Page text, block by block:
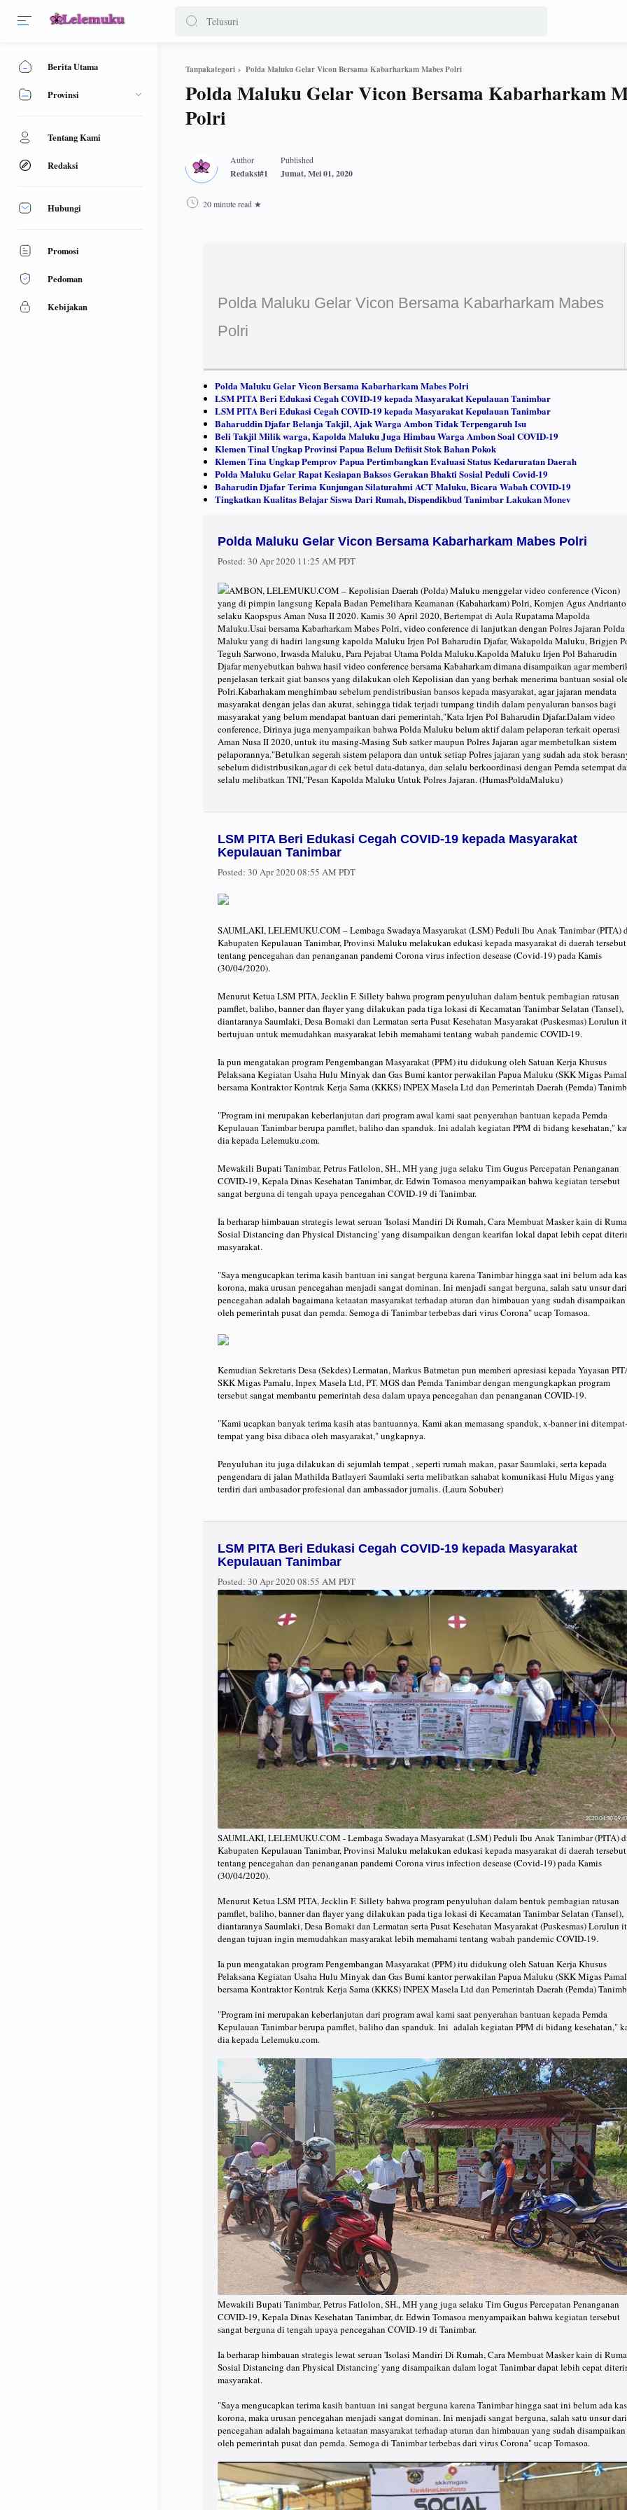
Tanpakategori Polda Maluku Gelar Vicon Bersama Kabarharkam Mabes Polri
Polda Maluku Gelar Vicon Bersama Kabarharkam
Polri
20 minute read
Polda Maluku Gelar Vicon Bersama Kabarharkam Mabes
Polri
Polda Maluku Gelar Vicon Bersama Kabarharkam Mabes Polri
LSM PITA Beri Edukasi Cegah COVID-19 kepada Masyarakat Kepulauan Tanimbar
LSM PITA Beri Edukasi Cegah COVID-19 kepada Masyarakat Kepulauan Tanimbar
Baharuddin Djafar Belanja Takjil, Ajak Warga Ambon Tidak Terpengaruh Isu
Beli Takjil Milik warga, Kapolda Maluku Juga Himbau Warga Ambon Soal COVID-19
Klemen Tinal Ungkap Provinsi Papua Belum Defiisit Stok Bahan Pokok
Klemen Tina Ungkap Pemprov Papua Pertimbangkan Evaluasi Status Kedaruratan Daerah
Polda Maluku Gelar Rapat Kesiapan Baksos Gerakan Bhakti Sosial Peduli Covid-19
Baharudin Djafar Terima Kunjungan Silaturahmi ACT Maluku, Bicara Wabah COVID-19
Tingkatkan Kualitas Belajar Siswa Dari Rumah, Dispendikbud Tanimbar Lakukan Monev
Polda Maluku Gelar Vicon Bersama Kabarharkam Mabes Polri
Posted: 30 Apr 2020 11:25 AM PDT
AMBON, LELEMUKU.COM – Kepolisian Daerah (Polda) Maluku menggelar video conference (Vicon)
yang di pimpin langsung Kepala Badan Pemelihara Keamanan (Kabaharkam) Polri, Komjen Agus Andrianto
selaku Kaopspus Aman Nusa II 2020. Kamis 30 April 2020, Bertempat di Aula Rupatama Mapolda
Maluku.Usai bersama Kabarharkam Mabes Polri, video conference di lanjutkan dengan Polres Jajaran Polda
Maluku yang di hadiri langsung kapolda Maluku Irjen Pol Baharudin Djafar, Wakapolda Maluku, Brigjen
Teguh Sarwono, Irwasda Maluku, Para Pejabat Utama Polda Maluku.Kapolda Maluku Irjen Pol Baharudin
Djafar menyebutkan bahwa hasil video conference bersama Kabaharkam dimana disampaikan agar
penjelasan terkait giat bansos yang dilakukan oleh Kepolisian dan yang berhak menerima bantuan sosial
Polri.Kabarhakam menghimbau sebelum pendistribusian bansos kepada masyarakat, agar jajaran mendata
masyarakat dengan jelas dan akurat, sehingga tidak terjadi tumpang tindih dalam penyaluran bansos bagi
masyarakat yang belum mendapat bantuan dari pemerintah,"Kata Irjen Pol Baharudin Djafar.Dalam video
conference, Dirinya juga menyampaikan bahwa Polda Maluku belum aktif dalam pelaporan terkait operasi
Aman Nusa II 2020, untuk itu masing-Masing Sub satker maupun Polres Jajaran agar membetulkan sistem
pelaporannya."Betulkan segerah sistem pelapora dan untuk setiap Polres jajaran yang sudah ada stok
sebelum didistribusikan,agar di cek betul data-datanya, dan selalu berkoordinasi dengan Pemda setempat
selalu melibatkan TNI,"Pesan Kapolda Maluku Untuk Polres Jajaran. (HumasPoldaMaluku)
LSM PITA Beri Edukasi Cegah COVID-19 kepada Masyarakat
Kepulauan Tanimbar
Posted: 30 Apr 2020 08:55 AM PDT
SAUMLAKI, LELEMUKU.COM – Lembaga Swadaya Masyarakat (LSM) Peduli Ibu Anak Tanimbar (PITA)
Kabupaten Kepulauan Tanimbar, Provinsi Maluku melakukan edukasi kepada masyarakat di daerah tersebut
tentang pencegahan dan penanganan pandemi Corona virus infection desease (Covid-19) pada Kamis
(30/04/2020).
Menurut Ketua LSM PITA, Jecklin F. Sillety bahwa program penyuluhan dalam bentuk pembagian ratusan
pamflet, baliho, banner dan flayer yang dilakukan pada tiga lokasi di Kecamatan Tanimbar Selatan (Tansel),
diantaranya Saumlaki, Desa Bomaki dan Lermatan serta Pusat Kesehatan Masyarakat (Puskesmas) Lorulun
bertujuan untuk memudahkan masyarakat lebih memahami tentang wabah pandemic COVID-19.
Ia pun mengatakan program Pengembangan Masyarakat (PPM) itu didukung oleh Satuan Kerja Khusus
Pelaksana Kegiatan Usaha Hulu Minyak dan Gas Bumi kantor perwakilan Papua Maluku (SKK Migas
bersama Kontraktor Kontrak Kerja Sama (KKKS) INPEX Masela Ltd dan Pemerintah Daerah (Pemda)
"Program ini merupakan keberlanjutan dari program awal kami saat penyerahan bantuan kepada Pemda
Kepulauan Tanimbar berupa pamflet, baliho dan spanduk. Ini adalah kegiatan PPM di bidang kesehatan,"
dia kepada Lelemuku.com.
Mewakili Bupati Tanimbar, Petrus Fatlolon, SH., MH yang juga selaku Tim Gugus Percepatan Penanganan
COVID-19, Kepala Dinas Kesehatan Tanimbar, dr. Edwin Tomasoa menyampaikan bahwa kegiatan tersebut
sangat berguna di tengah upaya pencegahan COVID-19 di Tanimbar.
Ia berharap himbauan strategis lewat seruan 'Isolasi Mandiri Di Rumah, Cara Membuat Masker kain di
Sosial Distancing dan Physical Distancing' yang disampaikan dengan kearifan lokal dapat lebih cepat
masyarakat.
"Saya mengucapkan terima kasih bantuan ini sangat berguna karena Tanimbar hingga saat ini belum ada
korona, maka urusan pencegahan menjadi sangat dominan. Ini menjadi sangat berguna, salah satu unsur dari
pencegahan adalah bagaimana ketaatan masyarakat terhadap aturan dan himbauan yang sudah disampaikan
oleh pemerintah pusat dan pemda. Semoga di Tanimbar terbebas dari virus Corona" ucap Tomasoa.
Kemudian Sekretaris Desa (Sekdes) Lermatan, Markus Batmetan pun memberi apresiasi kepada Yayasan
SKK Migas Pamalu, Inpex Masela Ltd, PT. MGS dan Pemda Tanimbar dengan mengungkapkan program
tersebut sangat membantu pemerintah desa dalam upaya pencegahan dan penanganan COVID-19.
"Kami ucapkan banyak terima kasih atas bantuannya. Kami akan memasang spanduk, x-banner ini ditempat-
tempat yang bisa dibaca oleh masyarakat," ungkapnya.
Penyuluhan itu juga dilakukan di sejumlah tempat , seperti rumah makan, pasar Saumlaki, serta kepada
pengendara di jalan Mathilda Batlayeri Saumlaki serta melibatkan sahabat komunikasi Hulu Migas yang
terdiri dari ambasador profesional dan ambassador jurnalis. (Laura Sobuber)
LSM PITA Beri Edukasi Cegah COVID-19 kepada Masyarakat
Kepulauan Tanimbar
Posted: 30 Apr 2020 08:55 AM PDT
SAUMLAKI, LELEMUKU.COM - Lembaga Swadaya Masyarakat (LSM) Peduli Ibu Anak Tanimbar (PITA)
Kabupaten Kepulauan Tanimbar, Provinsi Maluku melakukan edukasi kepada masyarakat di daerah tersebut
tentang pencegahan dan penanganan pandemi Corona virus infection desease (Covid-19) pada Kamis
(30/04/2020).
Menurut Ketua LSM PITA, Jecklin F. Sillety bahwa program penyuluhan dalam bentuk pembagian ratusan
pamflet, baliho, banner dan flayer yang dilakukan pada tiga lokasi di Kecamatan Tanimbar Selatan (Tansel),
diantaranya Saumlaki, Desa Bomaki dan Lermatan serta Pusat Kesehatan Masyarakat (Puskesmas) Lorulun
dengan tujuan ingin memudahkan masyarakat lebih memahami tentang wabah pandemic COVID-19.
Ia pun mengatakan program Pengembangan Masyarakat (PPM) itu didukung oleh Satuan Kerja Khusus
Pelaksana Kegiatan Usaha Hulu Minyak dan Gas Bumi kantor perwakilan Papua Maluku (SKK Migas
bersama Kontraktor Kontrak Kerja Sama (KKKS) INPEX Masela Ltd dan Pemerintah Daerah (Pemda)
"Program ini merupakan keberlanjutan dari program awal kami saat penyerahan bantuan kepada Pemda
Kepulauan Tanimbar berupa pamflet, baliho dan spanduk. Ini adalah kegiatan PPM di bidang kesehatan,"
dia kepada Lelemuku.com.
Mewakili Bupati Tanimbar, Petrus Fatlolon, SH., MH yang juga selaku Tim Gugus Percepatan Penanganan
COVID-19, Kepala Dinas Kesehatan Tanimbar, dr. Edwin Tomasoa menyampaikan bahwa kegiatan tersebut
sangat berguna di tengah upaya pencegahan COVID-19 di Tanimbar.
Ia berharap himbauan strategis lewat seruan 'Isolasi Mandiri Di Rumah, Cara Membuat Masker kain di
Sosial Distancing dan Physical Distancing' yang disampaikan dalam logat Tanimbar dapat lebih cepat
masyarakat.
"Saya mengucapkan terima kasih bantuan ini sangat berguna karena Tanimbar hingga saat ini belum ada
korona, maka urusan pencegahan menjadi sangat dominan. Ini menjadi sangat berguna, salah satu unsur dari
pencegahan adalah bagaimana ketaatan masyarakat terhadap aturan dan himbauan yang sudah disampaikan
oleh pemerintah pusat dan pemda. Semoga di Tanimbar terbebas dari virus Corona" ucap Tomasoa.
Berita Utama
Provinsi
Tentang Kami
Redaksi
Hubungi
Promosi
Pedoman
Kebijakan